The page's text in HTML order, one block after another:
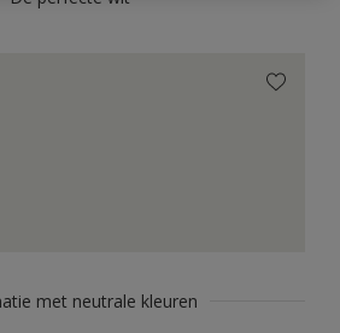
met neutrale kleuren